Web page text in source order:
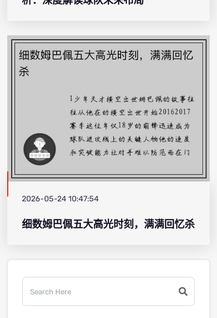
2026-05-24 10:47:54
细数姆巴佩五大高光时刻，满满回忆杀